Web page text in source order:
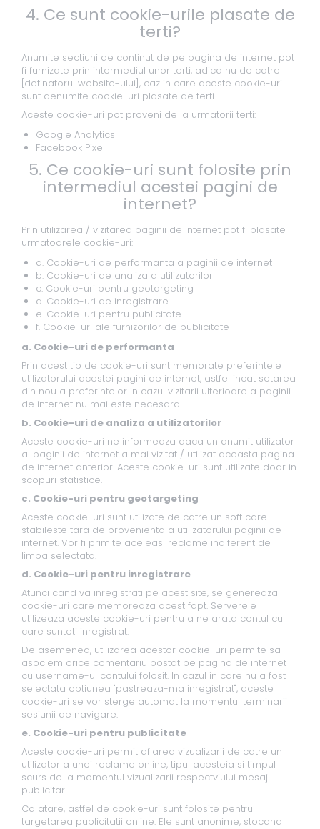
4. Ce sunt cookie-urile plasate de
terti?
Anumite sectiuni de continut de pe pagina de internet pot
fi furnizate prin intermediul unor terti, adica nu de catre
[detinatorul website-ului], caz in care aceste cookie-uri
sunt denumite cookie-uri plasate de terti.
Aceste cookie-uri pot proveni de la urmatorii terti:
Google Analytics
Facebook Pixel
5. Ce cookie-uri sunt folosite prin
intermediul acestei pagini de
internet?
Prin utilizarea / vizitarea paginii de internet pot fi plasate
urmatoarele cookie-uri:
a. Cookie-uri de performanta a paginii de internet
b. Cookie-uri de analiza a utilizatorilor
c. Cookie-uri pentru geotargeting
d. Cookie-uri de inregistrare
e. Cookie-uri pentru publicitate
f. Cookie-uri ale furnizorilor de publicitate
a. Cookie-uri de performanta
Prin acest tip de cookie-uri sunt memorate preferintele
utilizatorului acestei pagini de internet, astfel incat setarea
din nou a preferintelor in cazul vizitarii ulterioare a paginii
de internet nu mai este necesara.
b. Cookie-uri de analiza a utilizatorilor
Aceste cookie-uri ne informeaza daca un anumit utilizator
al paginii de internet a mai vizitat / utilizat aceasta pagina
de internet anterior. Aceste cookie-uri sunt utilizate doar in
scopuri statistice.
c. Cookie-uri pentru geotargeting
Aceste cookie-uri sunt utilizate de catre un soft care
stabileste tara de provenienta a utilizatorului paginii de
internet. Vor fi primite aceleasi reclame indiferent de
limba selectata.
d. Cookie-uri pentru inregistrare
Atunci cand va inregistrati pe acest site, se genereaza
cookie-uri care memoreaza acest fapt. Serverele
utilizeaza aceste cookie-uri pentru a ne arata contul cu
care sunteti inregistrat.
De asemenea, utilizarea acestor cookie-uri permite sa
asociem orice comentariu postat pe pagina de internet
cu username-ul contului folosit. In cazul in care nu a fost
selectata optiunea "pastreaza-ma inregistrat", aceste
cookie-uri se vor sterge automat la momentul terminarii
sesiunii de navigare.
e. Cookie-uri pentru publicitate
Aceste cookie-uri permit aflarea vizualizarii de catre un
utilizator a unei reclame online, tipul acesteia si timpul
scurs de la momentul vizualizarii respectviului mesaj
publicitar.
Ca atare, astfel de cookie-uri sunt folosite pentru
targetarea publicitatii online. Ele sunt anonime, stocand